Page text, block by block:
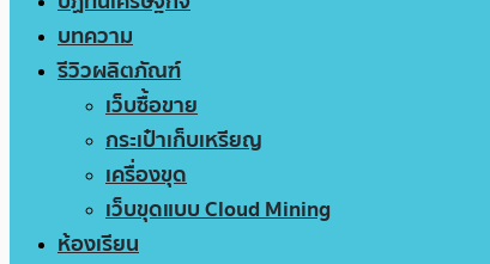
บทความ
รีวิวผลิตภัณฑ์
เว็บซื้อขาย
กระเป๋าเก็บเหรียญ
เครื่องขุด
เว็บขุดแบบ Cloud Mining
ห้องเรียน